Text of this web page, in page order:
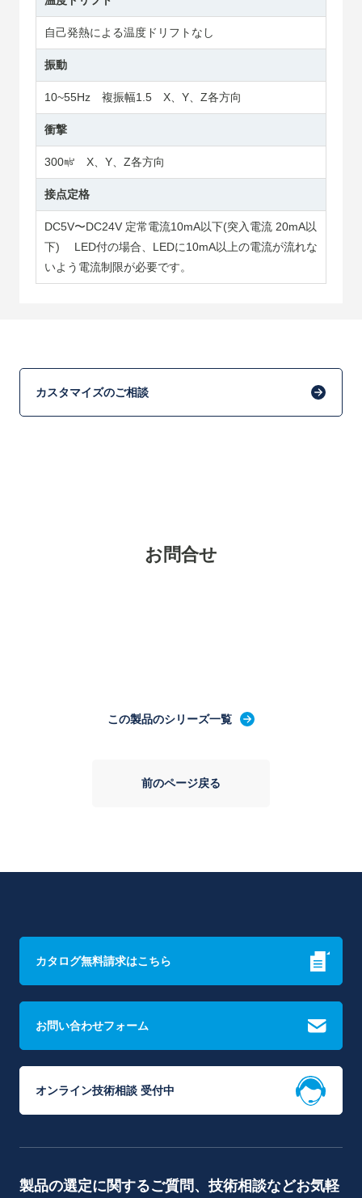
自己発熱による温度ドリフトなし
振動
10~55Hz 複振幅1.5 X、Y、Z各方向
衝撃
300㎨ X、Y、Z各方向
接点定格
DC5V〜DC24V 定常電流10mA以下(突入電流 20mA以
下) LED付の場合、LEDに10mA以上の電流が流れな
いよう電流制限が必要です。
カスタマイズのご相談
お問合せ
この製品のシリーズ一覧
前のページ戻る
カタログ無料請求はこちら
お問い合わせフォーム
オンライン技術相談 受付中
製品の選定に関するご質問、技術相談などお気軽